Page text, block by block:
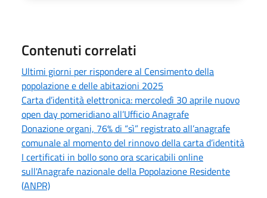
Contenuti correlati
Ultimi giorni per rispondere al Censimento della
popolazione e delle abitazioni 2025
Carta d’identità elettronica: mercoledì 30 aprile nuovo
open day pomeridiano all’Ufficio Anagrafe
Donazione organi, 76% di “sì” registrato all’anagrafe
comunale al momento del rinnovo della carta d’identità
I certificati in bollo sono ora scaricabili online
sull'Anagrafe nazionale della Popolazione Residente
(ANPR)